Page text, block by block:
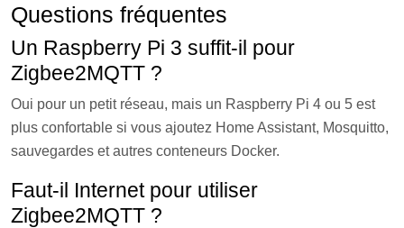
Questions fréquentes
Un Raspberry Pi 3 suffit-il pour
Zigbee2MQTT ?
Oui pour un petit réseau, mais un Raspberry Pi 4 ou 5 est
plus confortable si vous ajoutez Home Assistant, Mosquitto,
sauvegardes et autres conteneurs Docker.
Faut-il Internet pour utiliser
Zigbee2MQTT ?